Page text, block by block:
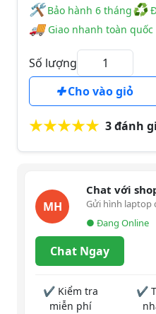
🛠️️ Bảo hành 6 tháng♻
🚚Giao nhanh toàn quốc
Số lượng
Cho vào giỏ
3 đánh
MH
Chat với
Gửi hình laptop
● Đang Online
Chat Ngay
✔ Kiểm tra
miễn phí
✔